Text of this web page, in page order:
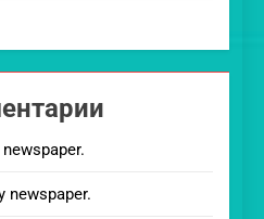
newspaper.